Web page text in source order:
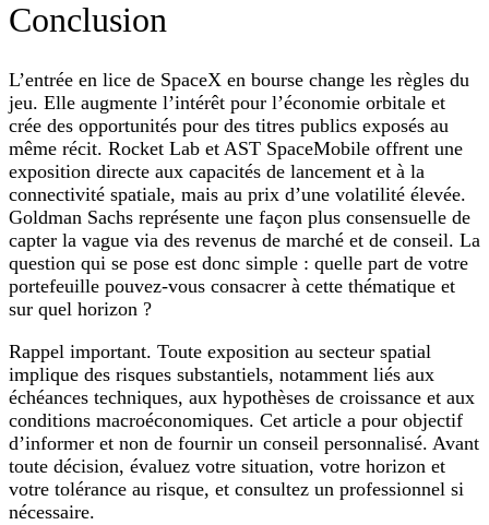
Conclusion
L’entrée en lice de SpaceX en bourse change les règles du
jeu. Elle augmente l’intérêt pour l’économie orbitale et
crée des opportunités pour des titres publics exposés au
même récit. Rocket Lab et AST SpaceMobile offrent une
exposition directe aux capacités de lancement et à la
connectivité spatiale, mais au prix d’une volatilité élevée.
Goldman Sachs représente une façon plus consensuelle de
capter la vague via des revenus de marché et de conseil. La
question qui se pose est donc simple : quelle part de votre
portefeuille pouvez-vous consacrer à cette thématique et
sur quel horizon ?
Rappel important. Toute exposition au secteur spatial
implique des risques substantiels, notamment liés aux
échéances techniques, aux hypothèses de croissance et aux
conditions macroéconomiques. Cet article a pour objectif
d’informer et non de fournir un conseil personnalisé. Avant
toute décision, évaluez votre situation, votre horizon et
votre tolérance au risque, et consultez un professionnel si
nécessaire.